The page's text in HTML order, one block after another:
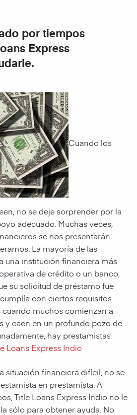
por tiempos
Express
Cuando los
no se deje sorprender por la
adecuado. Muchas veces,
se nos presentarán
La mayoría de las
una institución financiera más
de crédito o un banco,
su solicitud de préstamo fue
con ciertos requisitos
cuando muchos comienzan a
y caen en un profundo pozo de
hay prestamistas
Loans Express Indio
situación financiera difícil, no se
en prestamista. A
Title Loans Express Indio no le
sólo para obtener ayuda. No